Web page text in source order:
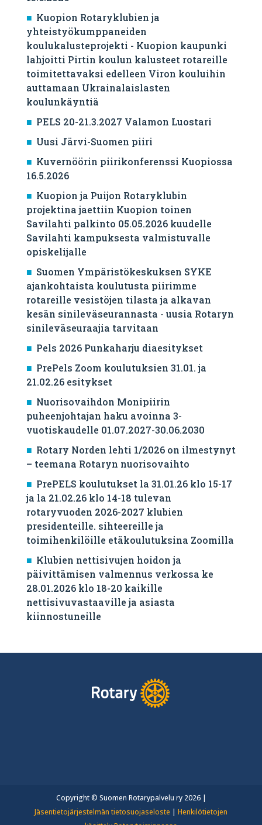
Kuopion Rotaryklubien ja
yhteistyökumppaneiden
koulukalusteprojekti - Kuopion kaupunki
lahjoitti Pirtin koulun kalusteet rotareille
toimitettavaksi edelleen Viron kouluihin
auttamaan Ukrainalaislasten
koulunkäyntiä
PELS 20-21.3.2027 Valamon Luostari
Uusi Järvi-Suomen piiri
Kuvernöörin piirikonferenssi Kuopiossa
16.5.2026
Kuopion ja Puijon Rotaryklubin
projektina jaettiin Kuopion toinen
Savilahti palkinto 05.05.2026 kuudelle
Savilahti kampuksesta valmistuvalle
opiskelijalle
Suomen Ympäristökeskuksen SYKE
ajankohtaista koulutusta piirimme
rotareille vesistöjen tilasta ja alkavan
kesän sinileväseurannasta - uusia Rotaryn
sinileväseuraajia tarvitaan
Pels 2026 Punkaharju diaesitykset
PrePels Zoom koulutuksien 31.01. ja
21.02.26 esitykset
Nuorisovaihdon Monipiirin
puheenjohtajan haku avoinna 3-
vuotiskaudelle 01.07.2027-30.06.2030
Rotary Norden lehti 1/2026 on ilmestynyt
– teemana Rotaryn nuorisovaihto
PrePELS koulutukset la 31.01.26 klo 15-17
ja la 21.02.26 klo 14-18 tulevan
rotaryvuoden 2026-2027 klubien
presidenteille. sihteereille ja
toimihenkilöille etäkoulutuksina Zoomilla
Klubien nettisivujen hoidon ja
päivittämisen valmennus verkossa ke
28.01.2026 klo 18-20 kaikille
nettisivuvastaaville ja asiasta
kiinnostuneille
Copyright © Suomen Rotarypalvelu ry 2026 |
Jäsentietojärjestelmän tietosuojaseloste | Henkilötietojen